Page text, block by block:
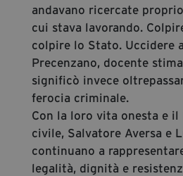
andavano ricercate
cui stava lavorando.
colpire lo Stato. Uccidere
Precenzano, docente
significò invece
ferocia criminale.
Con la loro vita onesta e il
civile, Salvatore Aversa e
continuano a
legalità, dignità e